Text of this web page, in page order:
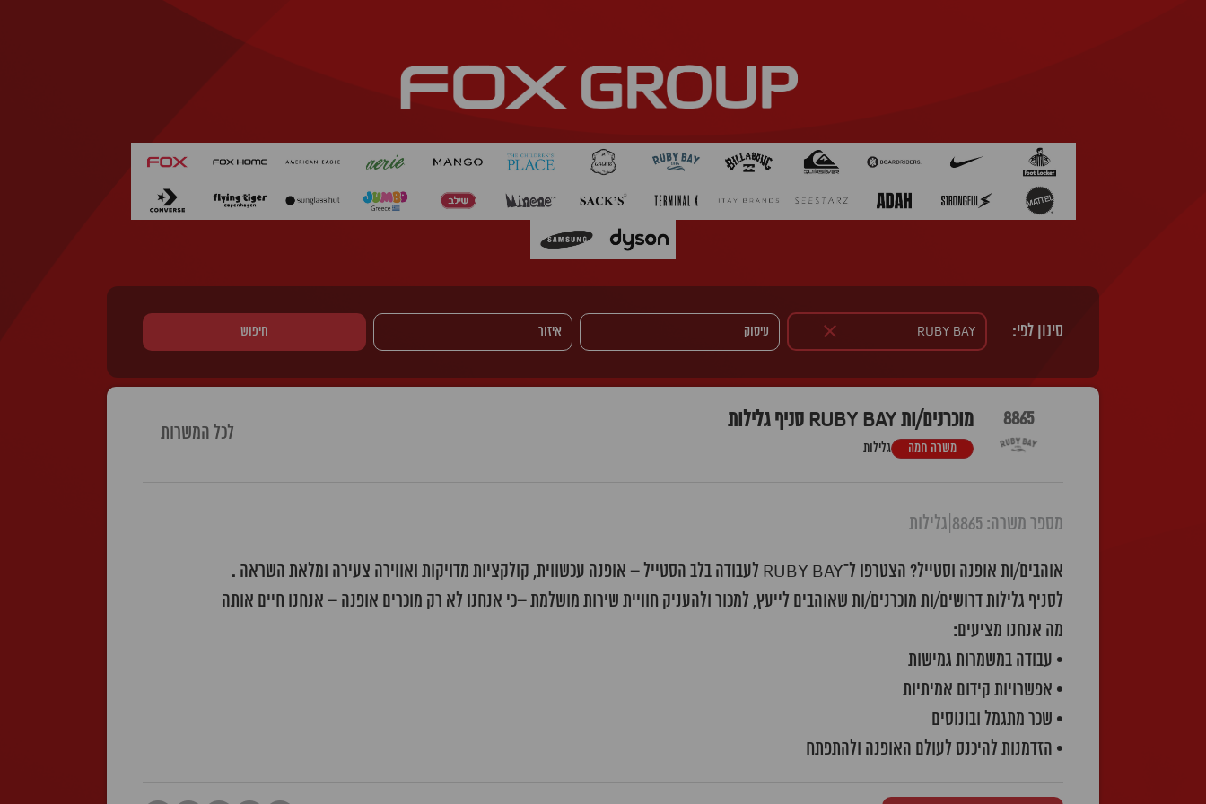
סינון לפי: חיפוש
8865 מוכרנים/ות RUBY BAY סניף גלילות
גלילות משרה חמה
לכל המשרות
מספר משרה: 8865 גלילות
אוהבים/ות אופנה וסטייל? הצטרפו ל־RUBY BAY לעבודה בלב הסטייל – אופנה עכשווית, קולקציות מדויקות ואווירה צעירה ומלאת השראה .
לסניף גלילות דרושים/ות מוכרנים/ות שאוהבים לייעץ, למכור ולהעניק חוויית שירות מושלמת –כי אנחנו לא רק מוכרים אופנה – אנחנו חיים אותה
מה אנחנו מציעים:
• עבודה במשמרות גמישות
• אפשרויות קידום אמיתיות
​​• שכר מתגמל ובונוסים
• הזדמנות להיכנס לעולם האופנה ולהתפתח